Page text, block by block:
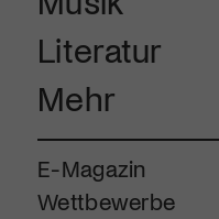
Literatur
Mehr
E-Magazin
Wettbewerbe